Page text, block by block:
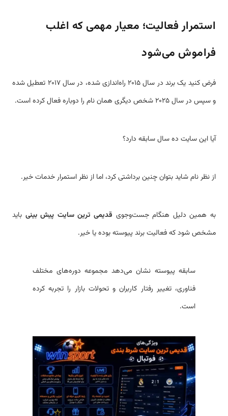
استمرار فعالیت؛ معیار مهمی که اغلب
فراموش می‌شود
فرض کنید یک برند در سال ۲۰۱۵ راه‌اندازی شده، در سال ۲۰۱۷ تعطیل شده
و سپس در سال ۲۰۲۵ شخص دیگری همان نام را دوباره فعال کرده است.
آیا این سایت ده سال سابقه دارد؟
از نظر نام شاید بتوان چنین برداشتی کرد، اما از نظر استمرار خدمات خیر.
به همین دلیل هنگام جست‌وجوی قدیمی ترین سایت پیش بینی باید
مشخص شود که فعالیت برند پیوسته بوده یا خیر.
سابقه پیوسته نشان می‌دهد مجموعه دوره‌های مختلف
فناوری، تغییر رفتار کاربران و تحولات بازار را تجربه کرده
است.